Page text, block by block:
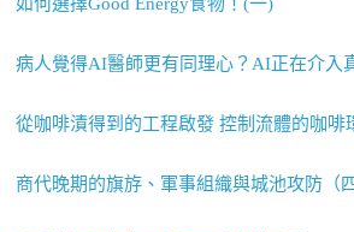
病人覺得AI醫師更有同理心？AI正在介入
從咖啡漬得到的工程啟發 控制流體的咖啡
商代晚期的旗斿、軍事組織與城池攻防（四